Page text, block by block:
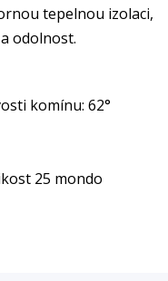
tepelnou izolaci,
odolnost.
komínu: 62°
25 mondo